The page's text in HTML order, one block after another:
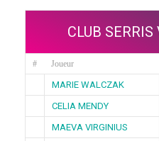
CLUB SERRIS
# Joueur
MARIE WALCZAK
CELIA MENDY
MAEVA VIRGINIUS